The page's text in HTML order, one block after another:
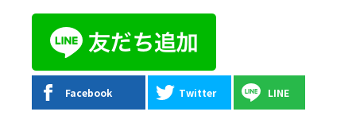
Facebook Twitter LINE